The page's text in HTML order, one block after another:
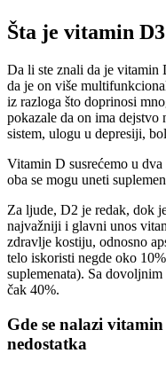
Šta je vitamin
Da li ste znali da je vitamin
da je on više
iz razloga što doprinosi
pokazale da on ima
sistem, ulogu u depresiji,
Vitamin D susrećemo u
oba se mogu uneti
Za ljude, D2 je redak, dok
najvažniji i glavni unos
zdravlje kostiju, odnosno
telo iskoristi negde oko
suplemenata). Sa
čak 40%.
Gde se nalazi
nedostatka